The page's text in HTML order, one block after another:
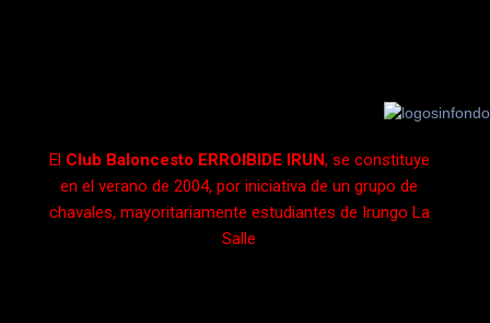
El Club Baloncesto ERROIBIDE IRUN, se constituye
en el verano de 2004, por iniciativa de un grupo de
chavales, mayoritariamente estudiantes de Irungo La
Salle